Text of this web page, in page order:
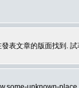
文章的版面找到.